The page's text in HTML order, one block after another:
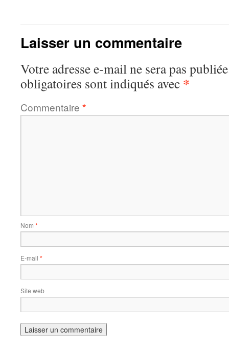
Laisser un commentaire
Votre adresse e-mail ne sera pas
obligatoires sont indiqués avec *
Commentaire *
Nom *
E-mail *
Site web